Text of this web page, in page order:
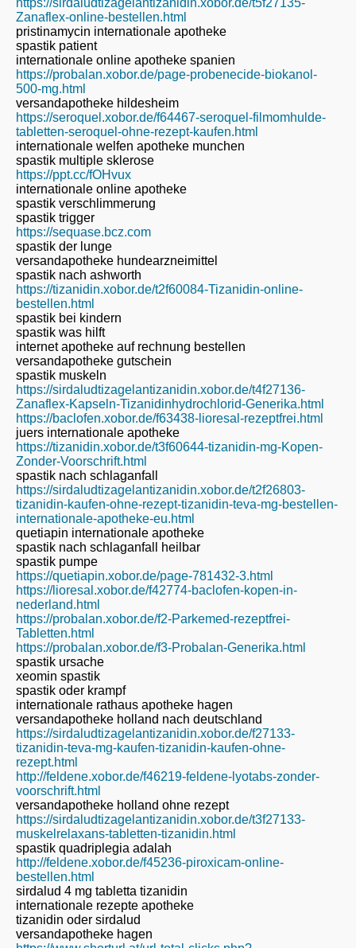
Zanaflex-online-bestellen.html
pristinamycin internationale apotheke
spastik patient
internationale online apotheke spanien
https://probalan.xobor.de/page-probenecide-biokanol-
500-mg.html
versandapotheke hildesheim
https://seroquel.xobor.de/f64467-seroquel-filmomhulde-
tabletten-seroquel-ohne-rezept-kaufen.html
internationale welfen apotheke munchen
spastik multiple sklerose
https://ppt.cc/fOHvux
internationale online apotheke
spastik verschlimmerung
spastik trigger
https://sequase.bcz.com
spastik der lunge
versandapotheke hundearzneimittel
spastik nach ashworth
https://tizanidin.xobor.de/t2f60084-Tizanidin-online-
bestellen.html
spastik bei kindern
spastik was hilft
internet apotheke auf rechnung bestellen
versandapotheke gutschein
spastik muskeln
https://sirdaludtizagelantizanidin.xobor.de/t4f27136-
Zanaflex-Kapseln-Tizanidinhydrochlorid-Generika.html
https://baclofen.xobor.de/f63438-lioresal-rezeptfrei.html
juers internationale apotheke
https://tizanidin.xobor.de/t3f60644-tizanidin-mg-Kopen-
Zonder-Voorschrift.html
spastik nach schlaganfall
https://sirdaludtizagelantizanidin.xobor.de/t2f26803-
tizanidin-kaufen-ohne-rezept-tizanidin-teva-mg-bestellen-
internationale-apotheke-eu.html
quetiapin internationale apotheke
spastik nach schlaganfall heilbar
spastik pumpe
https://quetiapin.xobor.de/page-781432-3.html
https://lioresal.xobor.de/f42774-baclofen-kopen-in-
nederland.html
https://probalan.xobor.de/f2-Parkemed-rezeptfrei-
Tabletten.html
https://probalan.xobor.de/f3-Probalan-Generika.html
spastik ursache
xeomin spastik
spastik oder krampf
internationale rathaus apotheke hagen
versandapotheke holland nach deutschland
https://sirdaludtizagelantizanidin.xobor.de/f27133-
tizanidin-teva-mg-kaufen-tizanidin-kaufen-ohne-
rezept.html
http://feldene.xobor.de/f46219-feldene-lyotabs-zonder-
voorschrift.html
versandapotheke holland ohne rezept
https://sirdaludtizagelantizanidin.xobor.de/t3f27133-
muskelrelaxans-tabletten-tizanidin.html
spastik quadriplegia adalah
http://feldene.xobor.de/f45236-piroxicam-online-
bestellen.html
sirdalud 4 mg tabletta tizanidin
internationale rezepte apotheke
tizanidin oder sirdalud
versandapotheke hagen